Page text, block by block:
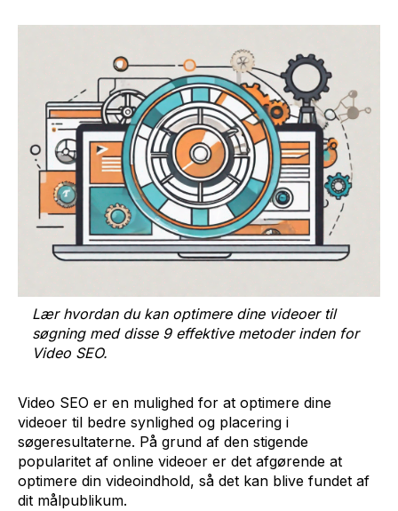
Lær hvordan du kan optimere dine videoer til
søgning med disse 9 effektive metoder inden for
Video SEO.
Video SEO er en mulighed for at optimere dine
videoer til bedre synlighed og placering i
søgeresultaterne. På grund af den stigende
popularitet af online videoer er det afgørende at
optimere din videoindhold, så det kan blive fundet af
dit målpublikum.